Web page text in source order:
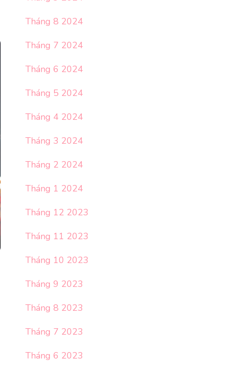
Tháng 8 2024
Tháng 7 2024
Tháng 6 2024
Tháng 5 2024
Tháng 4 2024
Tháng 3 2024
Tháng 2 2024
Tháng 1 2024
Tháng 12 2023
Tháng 11 2023
Tháng 10 2023
Tháng 9 2023
Tháng 8 2023
Tháng 7 2023
Tháng 6 2023